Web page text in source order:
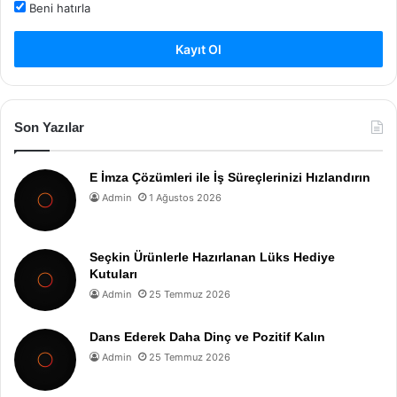
Beni hatırla
Kayıt Ol
Son Yazılar
E İmza Çözümleri ile İş Süreçlerinizi Hızlandırın
Admin 1 Ağustos 2026
Seçkin Ürünlerle Hazırlanan Lüks Hediye
Kutuları
Admin 25 Temmuz 2026
Dans Ederek Daha Dinç ve Pozitif Kalın
Admin 25 Temmuz 2026